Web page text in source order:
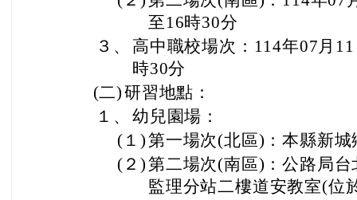
至16時30分
３、
高中職校場次：114年07月
時30分
(二)研習地點：
１、 幼兒園場：
(１)第一場次(北區)：本縣新
(２)第二場次(南區)：公路局
監理分站二樓道安教室(位